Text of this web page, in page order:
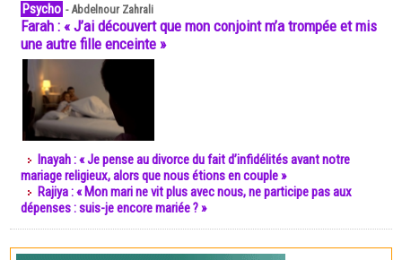
Psycho -Abdelnour Zahrali
Farah : « J’ai découvert que mon conjoint m’a trompée et mis
une autre fille enceinte »
Inayah : « Je pense au divorce du fait d’infidélités avant notre
mariage religieux, alors que nous étions en couple »
Rajiya : « Mon mari ne vit plus avec nous, ne participe pas aux
dépenses : suis-je encore mariée ? »